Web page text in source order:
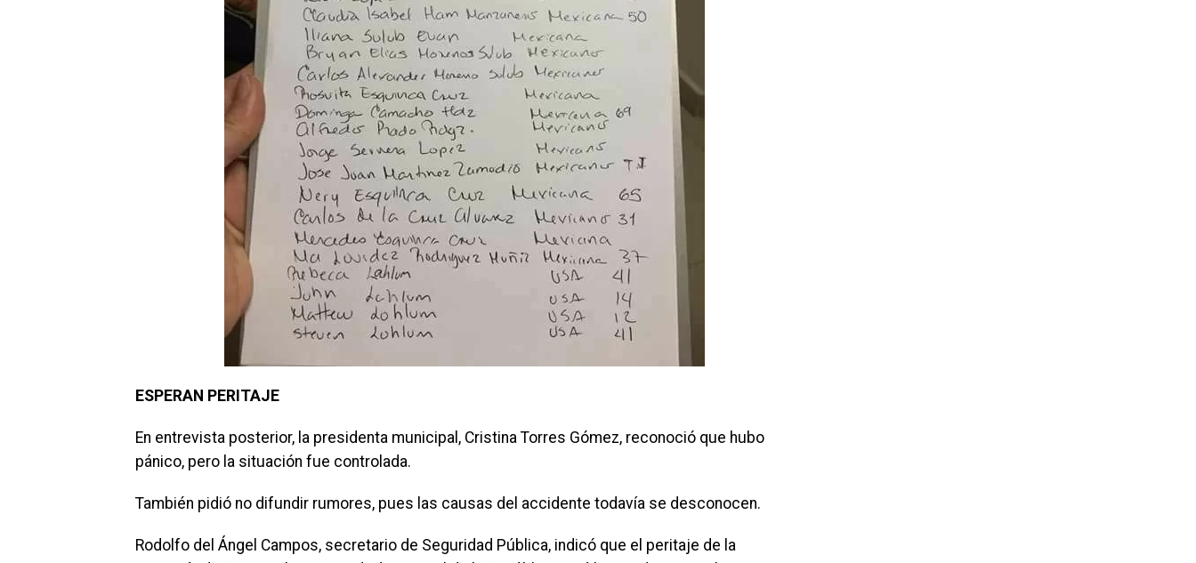
ESPERAN PERITAJE
En entrevista posterior, la presidenta municipal, Cristina Torres Gómez, reconoció que hubo
pánico, pero la situación fue controlada.
También pidió no difundir rumores, pues las causas del accidente todavía se desconocen.
Rodolfo del Ángel Campos, secretario de Seguridad Pública, indicó que el peritaje de la